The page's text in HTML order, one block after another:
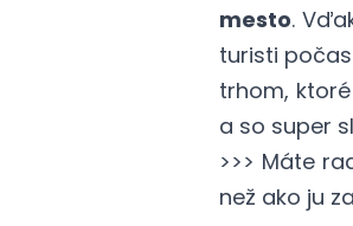
mesto.
turisti
trhom,
a so super
>>> Máte
než ako ju